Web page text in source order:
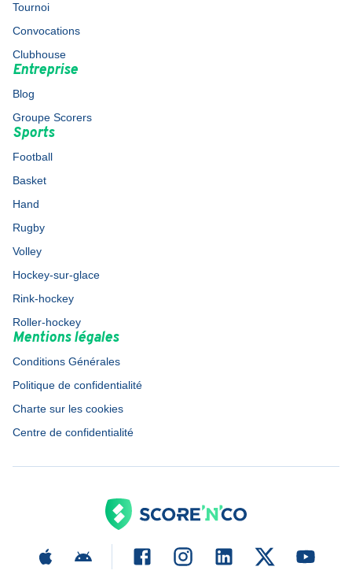
Tournoi
Convocations
Clubhouse
Entreprise
Blog
Groupe Scorers
Sports
Football
Basket
Hand
Rugby
Volley
Hockey-sur-glace
Rink-hockey
Roller-hockey
Mentions légales
Conditions Générales
Politique de confidentialité
Charte sur les cookies
Centre de confidentialité